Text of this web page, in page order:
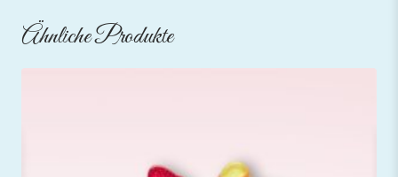
Ähnliche Produkte